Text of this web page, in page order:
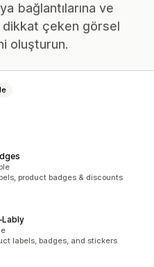
bağlantılarına ve
dikkat çeken görsel
oluşturun.
product badges & discounts
labels, badges, and stickers